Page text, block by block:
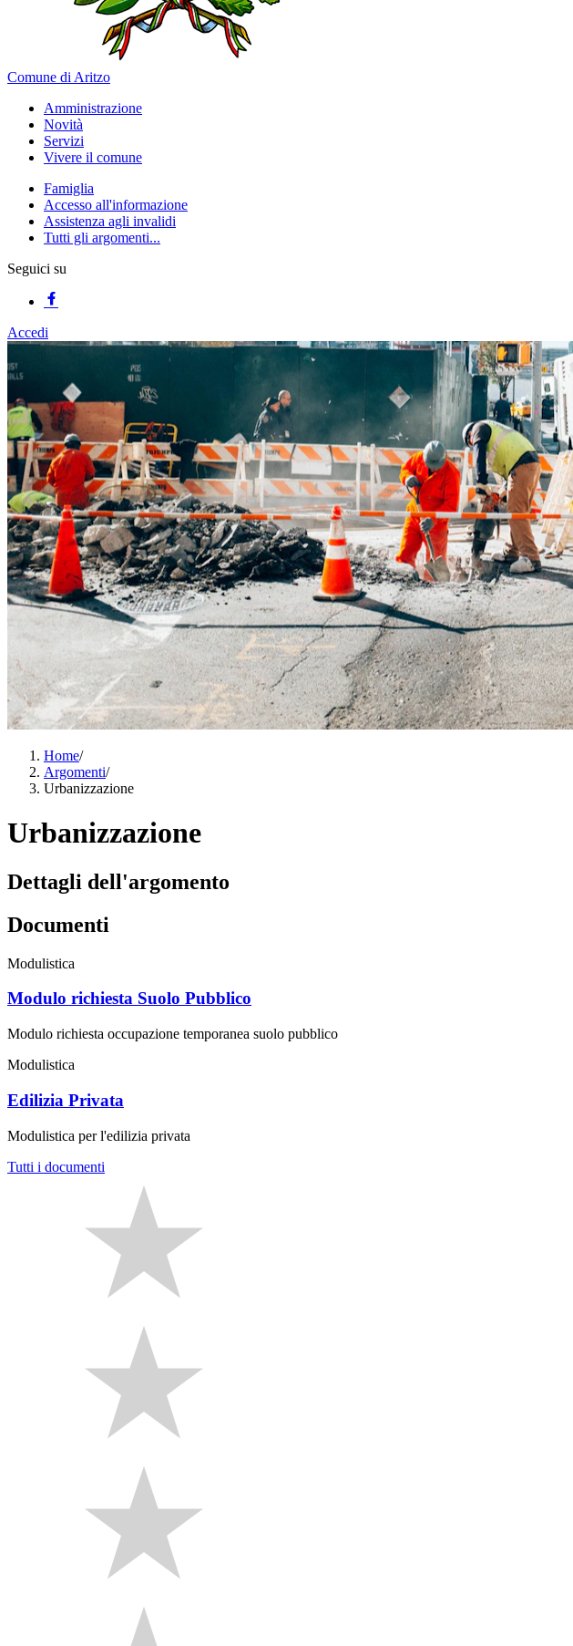
Comune di Aritzo
Amministrazione
Novità
Servizi
Vivere il comune
Famiglia
Accesso all'informazione
Assistenza agli invalidi
Tutti gli argomenti...
Seguici su
Accedi
Home/
Argomenti/
Urbanizzazione
Urbanizzazione
Dettagli dell'argomento
Documenti
Modulistica
Modulo richiesta Suolo Pubblico
Modulo richiesta occupazione temporanea suolo pubblico
Modulistica
Edilizia Privata
Modulistica per l'edilizia privata
Tutti i documenti